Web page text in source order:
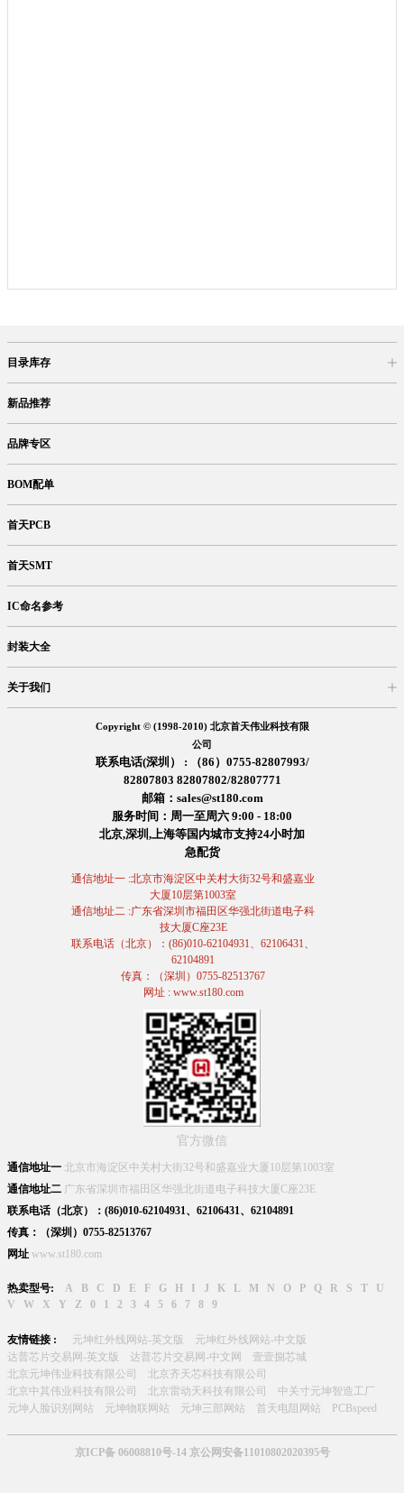
目录库存
新品推荐
品牌专区
BOM配单
首天PCB
首天SMT
IC命名参考
封装大全
关于我们
Copyright © (1998-2010) 北京首天伟业科技有限
公司
联系电话(深圳） : （86）0755-82807993/
82807803 82807802/82807771
邮箱：sales@st180.com
服务时间：周一至周六 9:00 - 18:00
北京,深圳,上海等国内城市支持24小时加
急配货
通信地址一 :北京市海淀区中关村大街32号和盛嘉业
大厦10层第1003室
通信地址二 :广东省深圳市福田区华强北街道电子科
技大厦C座23E
联系电话（北京）：(86)010-62104931、62106431、
62104891
传真：（深圳）0755-82513767
网址 : www.st180.com
官方微信
通信地址一 北京市海淀区中关村大街32号和盛嘉业大厦10层第1003室
通信地址二 广东省深圳市福田区华强北街道电子科技大厦C座23E
联系电话（北京）：(86)010-62104931、62106431、62104891
传真：（深圳）0755-82513767
网址 www.st180.com
热卖型号: A B C D E F G H J K L M N O P Q R S T
U
V
W X Y Z 0 1 2 3 4 5 6 7 8 9
友情链接 : 元坤红外线网站-英文版
元坤红外线网站-中文版
达普芯片交易网-英文版
达普芯片交易网-中文网
壹壹捌芯城
北京元坤伟业科技有限公司
北京齐天芯科技有限公司
北京中其伟业科技有限公司
北京雷动天科技有限公司
中关寸元坤智造工厂
元坤人脸识别网站
元坤物联网站 元坤三部网站 首天电阻网站 PCBspeed
京ICP备 06008810号-14 京公网安备11010802020395号